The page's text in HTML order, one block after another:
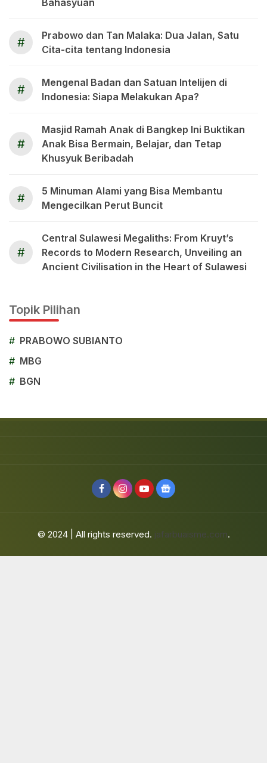
Bahasyuan
#
Prabowo dan Tan Malaka: Dua Jalan, Satu
Cita-cita tentang Indonesia
#
Mengenal Badan dan Satuan Intelijen di
Indonesia: Siapa Melakukan Apa?
#
Masjid Ramah Anak di Bangkep Ini Buktikan
Anak Bisa Bermain, Belajar, dan Tetap
Khusyuk Beribadah
#
5 Minuman Alami yang Bisa Membantu
Mengecilkan Perut Buncit
#
Central Sulawesi Megaliths: From Kruyt’s
Records to Modern Research, Unveiling an
Ancient Civilisation in the Heart of Sulawesi
Topik Pilihan
# PRABOWO SUBIANTO
# MBG
# BGN
© 2024 | All rights reserved. jafarbuaisme.com.